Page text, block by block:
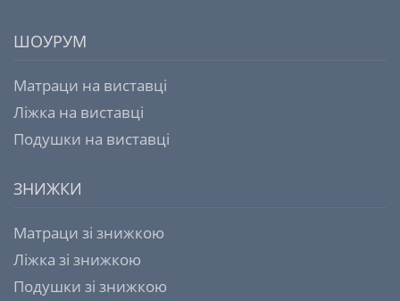
ШОУРУМ
Матраци на виставці
Ліжка на виставці
Подушки на виставці
ЗНИЖКИ
Матраци зі знижкою
Ліжка зі знижкою
Подушки зі знижкою